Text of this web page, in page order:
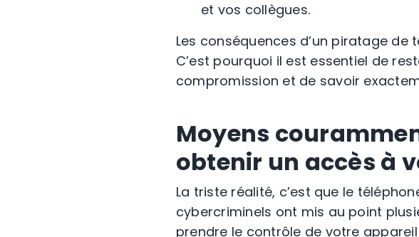
et vos collègues.
Les conséquences d’un piratage
C’est pourquoi il est essentiel de
compromission et de savoir
Moyens
obtenir un accès à
La triste réalité, c’est que le
cybercriminels ont mis au point
prendre le contrôle de votre